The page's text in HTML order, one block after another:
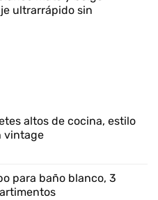
ultrarrápido sin
altos de cocina, estilo
vintage
para baño blanco, 3